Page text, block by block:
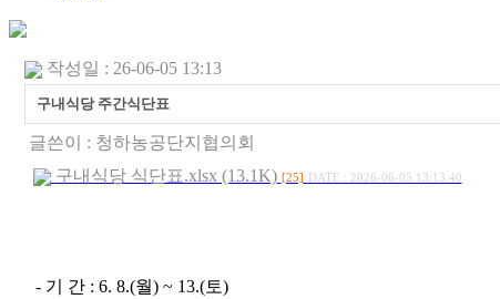
작성일 : 26-06-05 13:13
구내식당 주간식단표
글쓴이 : 청하농공단지협의회
구내식당 식단표.xlsx (13.1K) [25] DATE : 2026-06-05 13:13:40
- 기 간 : 6. 8.(월) ~ 13.(토)